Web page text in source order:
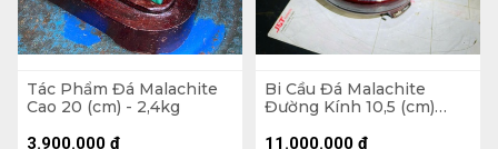
Tác Phẩm Đá Malachite
Cao 20 (cm) - 2,4kg
3.900.000 ₫
Bi Cầu Đá Malachite
Đường Kính 10,5 (cm)
11.000.000 ₫